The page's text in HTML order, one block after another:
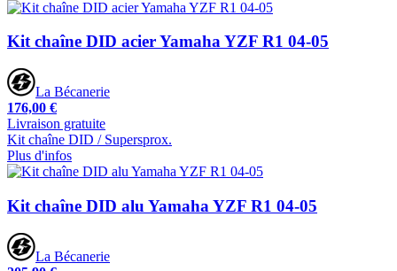
Kit chaîne DID acier Yamaha YZF R1 04-05
La Bécanerie
176,00 €
Livraison gratuite
Kit chaîne DID / Supersprox.
Plus d'infos
Kit chaîne DID alu Yamaha YZF R1 04-05
La Bécanerie